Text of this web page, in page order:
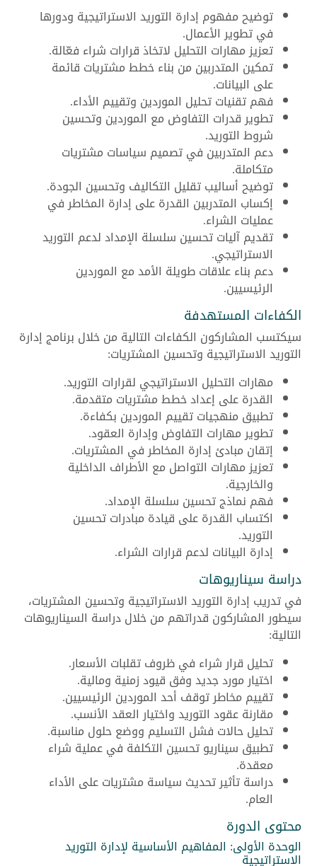
توضيح مفهوم إدارة التوريد الاستراتيجية ودورها
في تطوير الأعمال.
تعزيز مهارات التحليل لاتخاذ قرارات شراء فعّالة.
تمكين المتدربين من بناء خطط مشتريات قائمة
على البيانات.
فهم تقنيات تحليل الموردين وتقييم الأداء.
تطوير قدرات التفاوض مع الموردين وتحسين
شروط التوريد.
دعم المتدربين في تصميم سياسات مشتريات
متكاملة.
توضيح أساليب تقليل التكاليف وتحسين الجودة.
إكساب المتدربين القدرة على إدارة المخاطر في
عمليات الشراء.
تقديم آليات تحسين سلسلة الإمداد لدعم التوريد
الاستراتيجي.
دعم بناء علاقات طويلة الأمد مع الموردين
الرئيسيين.
الكفاءات المستهدفة
سيكتسب المشاركون الكفاءات التالية من خلال برنامج إدارة
التوريد الاستراتيجية وتحسين المشتريات:
مهارات التحليل الاستراتيجي لقرارات التوريد.
القدرة على إعداد خطط مشتريات متقدمة.
تطبيق منهجيات تقييم الموردين بكفاءة.
تطوير مهارات التفاوض وإدارة العقود.
إتقان مبادئ إدارة المخاطر في المشتريات.
تعزيز مهارات التواصل مع الأطراف الداخلية
والخارجية.
فهم نماذج تحسين سلسلة الإمداد.
اكتساب القدرة على قيادة مبادرات تحسين
التوريد.
إدارة البيانات لدعم قرارات الشراء.
دراسة سيناريوهات
في تدريب إدارة التوريد الاستراتيجية وتحسين المشتريات،
سيطور المشاركون قدراتهم من خلال دراسة السيناريوهات
التالية:
تحليل قرار شراء في ظروف تقلبات الأسعار.
اختيار مورد جديد وفق قيود زمنية ومالية.
تقييم مخاطر توقف أحد الموردين الرئيسيين.
مقارنة عقود التوريد واختيار العقد الأنسب.
تحليل حالات فشل التسليم ووضع حلول مناسبة.
تطبيق سيناريو تحسين التكلفة في عملية شراء
معقدة.
دراسة تأثير تحديث سياسة مشتريات على الأداء
العام.
محتوى الدورة
الوحدة الأولى: المفاهيم الأساسية لإدارة التوريد
الاستراتيجية